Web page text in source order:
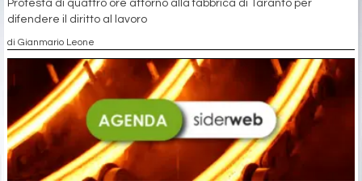
Protesta di quattro ore attorno alla fabbrica di Taranto per
difendere il diritto al lavoro
di Gianmario Leone